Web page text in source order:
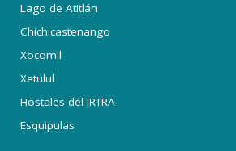
Lago de Atitlán
Chichicastenango
Xocomil
Xetulul
Hostales del IRTRA
Esquipulas